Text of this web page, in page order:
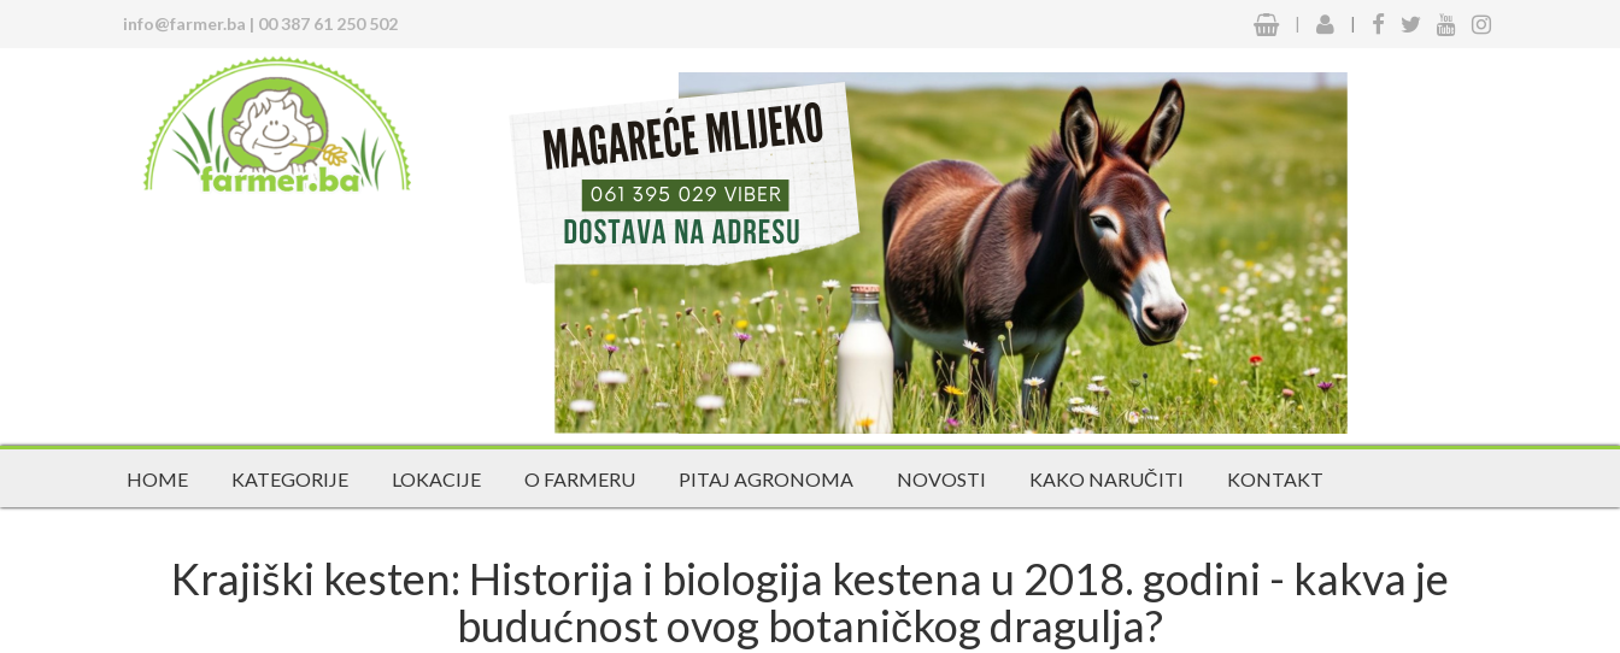
info@farmer.ba | 00 387 61 250 502 | |
HOME KATEGORIJE LOKACIJE O FARMERU PITAJ AGRONOMA NOVOSTI KAKO NARUČITI KONTAKT
Krajiški kesten: Historija i biologija kestena u 2018. godini - kakva je
budućnost ovog botaničkog dragulja?